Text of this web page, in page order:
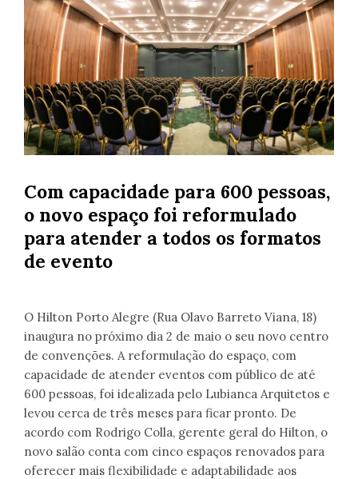
Com capacidade para 600 pessoas,
o novo espaço foi reformulado
para atender a todos os formatos
de evento
O Hilton Porto Alegre (Rua Olavo Barreto Viana, 18)
inaugura no próximo dia 2 de maio o seu novo centro
de convenções. A reformulação do espaço, com
capacidade de atender eventos com público de até
600 pessoas, foi idealizada pelo Lubianca Arquitetos e
levou cerca de três meses para ficar pronto. De
acordo com Rodrigo Colla, gerente geral do Hilton, o
novo salão conta com cinco espaços renovados para
oferecer mais flexibilidade e adaptabilidade aos